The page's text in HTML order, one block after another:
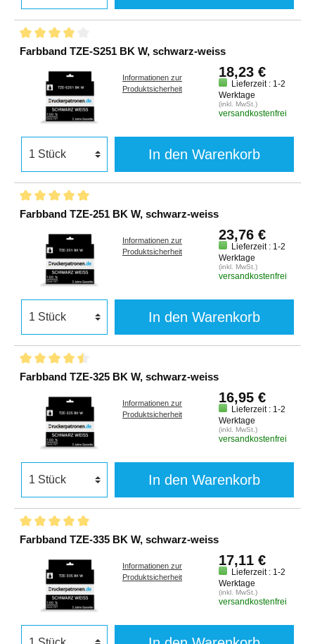
Farbband TZE-S251 BK W, schwarz-weiss
Informationen zur
Produktsicherheit
18,23 €
Lieferzeit : 1-2
Werktage
(inkl. MwSt.)
versandkostenfrei
In den Warenkorb
Farbband TZE-251 BK W, schwarz-weiss
Informationen zur
Produktsicherheit
23,76 €
Lieferzeit : 1-2
Werktage
(inkl. MwSt.)
versandkostenfrei
In den Warenkorb
Farbband TZE-325 BK W, schwarz-weiss
Informationen zur
Produktsicherheit
16,95 €
Lieferzeit : 1-2
Werktage
(inkl. MwSt.)
versandkostenfrei
In den Warenkorb
Farbband TZE-335 BK W, schwarz-weiss
Informationen zur
Produktsicherheit
17,11 €
Lieferzeit : 1-2
Werktage
(inkl. MwSt.)
versandkostenfrei